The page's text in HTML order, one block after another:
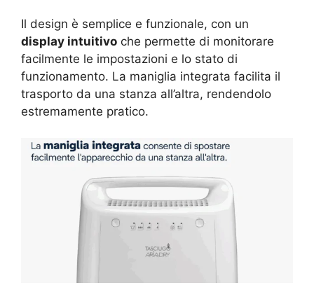
Il design è semplice e funzionale, con un
display intuitivo che permette di monitorare
facilmente le impostazioni e lo stato di
funzionamento. La maniglia integrata facilita il
trasporto da una stanza all’altra, rendendolo
estremamente pratico.